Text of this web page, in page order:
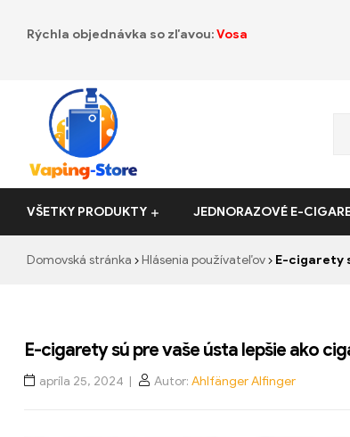
Rýchla objednávka so zľavou:Vosa
Vaping-
Store.de
VŠETKY PRODUKTY JEDNORAZOVÉ E-
Domovská stránka Hlásenia používateľov E-cigarety
E-cigarety sú pre vaše ústa lepšie ako
apríla 25, 2024 Autor: Ahlfänger Alfinger